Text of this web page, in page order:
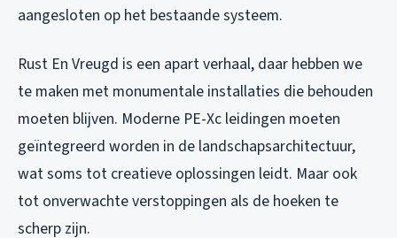
aangesloten op het bestaande systeem.
Rust En Vreugd is een apart verhaal, daar hebben we
te maken met monumentale installaties die behouden
moeten blijven. Moderne PE-Xc leidingen moeten
geïntegreerd worden in de landschapsarchitectuur,
wat soms tot creatieve oplossingen leidt. Maar ook
tot onverwachte verstoppingen als de hoeken te
scherp zijn.